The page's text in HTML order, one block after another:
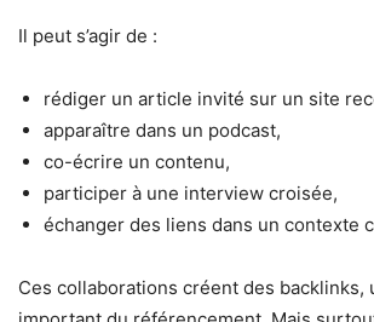
Il peut s’agir de :
rédiger un article invité sur un site
apparaître dans un podcast,
co-écrire un contenu,
participer à une interview croisée,
échanger des liens dans un contexte
Ces collaborations créent des backlinks,